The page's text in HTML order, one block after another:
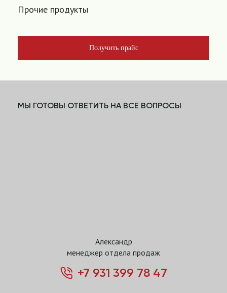
Прочие продукты
Получить прайс
МЫ ГОТОВЫ ОТВЕТИТЬ НА ВСЕ ВОПРОСЫ
Александр
менеджер отдела продаж
+7 931 399 78 47